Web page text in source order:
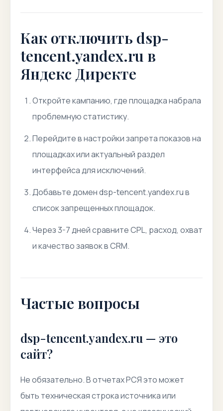
Как отключить dsp-
tencent.yandex.ru в
Яндекс Директе
Откройте кампанию, где площадка набрала
проблемную статистику.
Перейдите в настройки запрета показов на
площадках или актуальный раздел
интерфейса для исключений.
Добавьте домен dsp-tencent.yandex.ru в
список запрещенных площадок.
Через 3-7 дней сравните CPL, расход, охват
и качество заявок в CRM.
Частые вопросы
dsp-tencent.yandex.ru — это
сайт?
Не обязательно. В отчетах РСЯ это может
быть техническая строка источника или